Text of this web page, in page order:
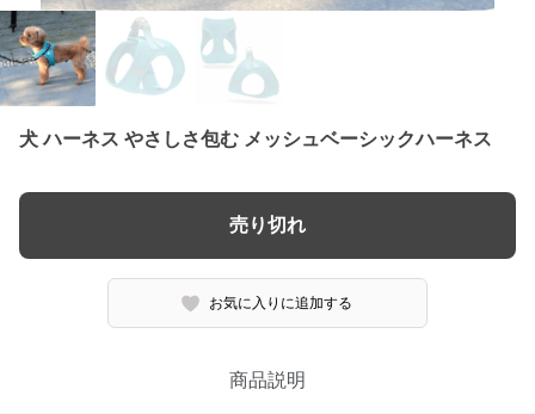
犬 ハーネス やさしさ包む メッシュベーシックハーネス
売り切れ
お気に入りに追加する
商品説明